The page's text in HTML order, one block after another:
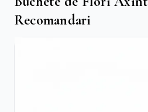
Recomandari